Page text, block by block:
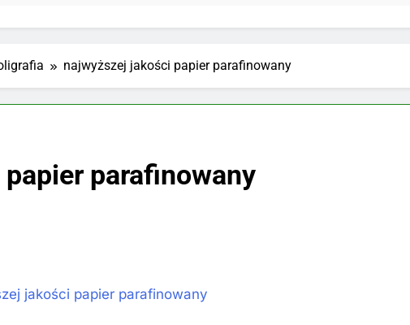
najwyższej jakości papier parafinowany
parafinowany
jakości papier parafinowany